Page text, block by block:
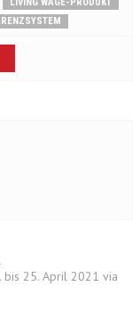
bis 25. April 2021 via